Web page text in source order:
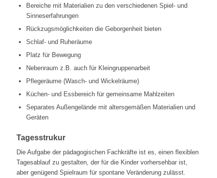
Bereiche mit Materialien zu den verschiedenen Spiel- und
Sinneserfahrungen
Rückzugsmöglichkeiten die Geborgenheit bieten
Schlaf- und Ruheräume
Platz für Bewegung
Nebenraum z.B. auch für Kleingruppenarbeit
Pflegeräume (Wasch- und Wickelräume)
Küchen- und Essbereich für gemeinsame Mahlzeiten
Separates Außengelände mit altersgemäßen Materialien und
Geräten
Tagesstrukur
Die Aufgabe der pädagogischen Fachkräfte ist es, einen flexiblen
Tagesablauf zu gestalten, der für die Kinder vorhersehbar ist,
aber genügend Spielraum für spontane Veränderung zulässt.